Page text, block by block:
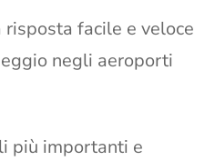
facile e veloce
negli aeroporti
più importanti e